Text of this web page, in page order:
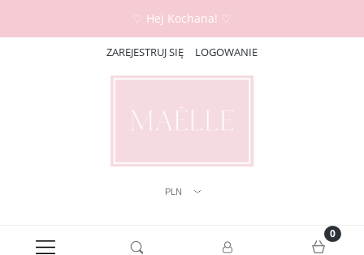
♡ Hej Kochana! ♡
ZAREJESTRUJ SIĘ LOGOWANIE